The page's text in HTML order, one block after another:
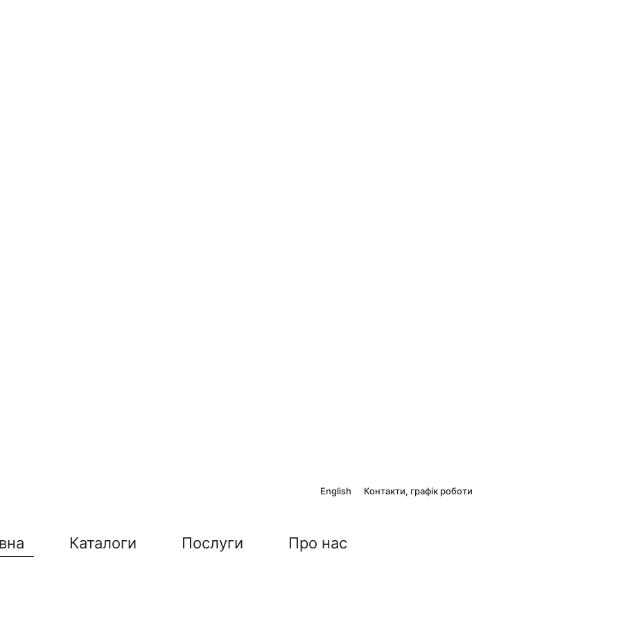
English Контакти, графік роботи
Каталоги Послуги Про нас